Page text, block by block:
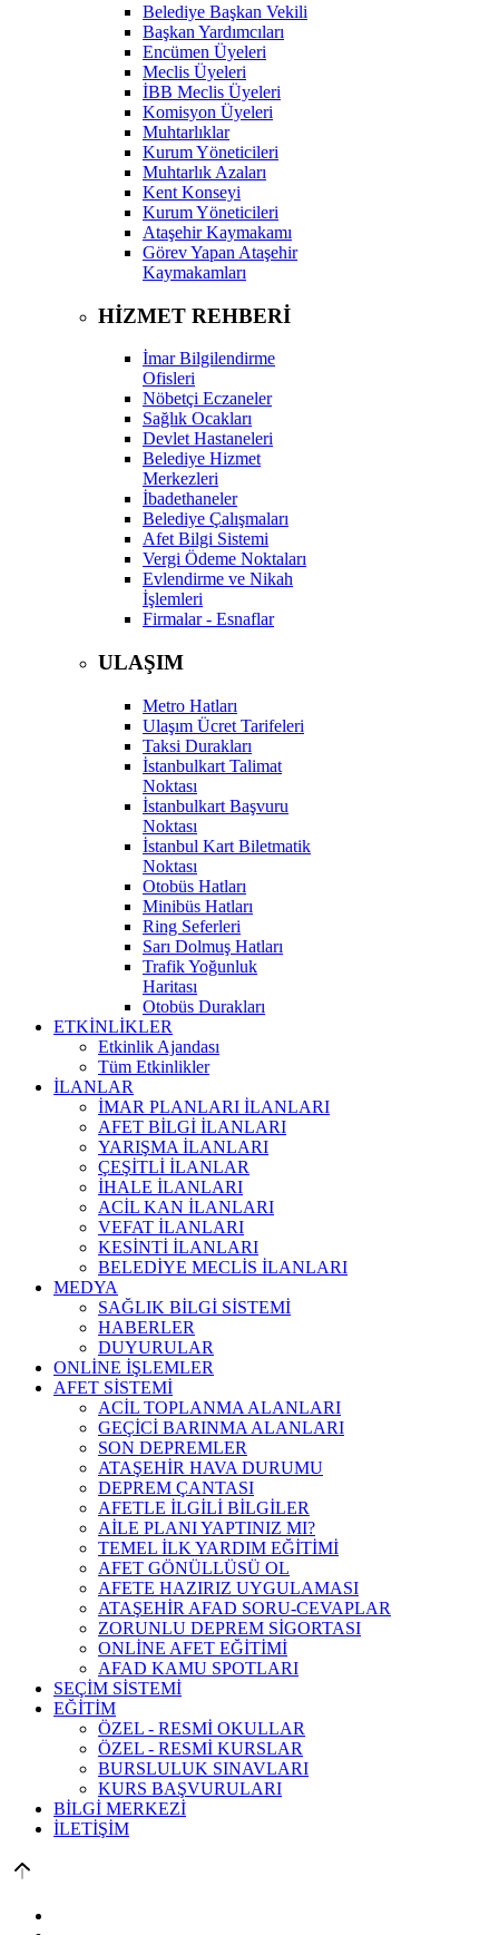
Belediye Başkan Vekili
Başkan Yardımcıları
Encümen Üyeleri
Meclis Üyeleri
İBB Meclis Üyeleri
Komisyon Üyeleri
Muhtarlıklar
Kurum Yöneticileri
Muhtarlık Azaları
Kent Konseyi
Kurum Yöneticileri
Ataşehir Kaymakamı
Görev Yapan Ataşehir
Kaymakamları
HİZMET REHBERİ
İmar Bilgilendirme
Ofisleri
Nöbetçi Eczaneler
Sağlık Ocakları
Devlet Hastaneleri
Belediye Hizmet
Merkezleri
İbadethaneler
Belediye Çalışmaları
Afet Bilgi Sistemi
Vergi Ödeme Noktaları
Evlendirme ve Nikah
İşlemleri
Firmalar - Esnaflar
ULAŞIM
Metro Hatları
Ulaşım Ücret Tarifeleri
Taksi Durakları
İstanbulkart Talimat
Noktası
İstanbulkart Başvuru
Noktası
İstanbul Kart Biletmatik
Noktası
Otobüs Hatları
Minibüs Hatları
Ring Seferleri
Sarı Dolmuş Hatları
Trafik Yoğunluk
Haritası
Otobüs Durakları
ETKİNLİKLER
Etkinlik Ajandası
Tüm Etkinlikler
İLANLAR
İMAR PLANLARI İLANLARI
AFET BİLGİ İLANLARI
YARIŞMA İLANLARI
ÇEŞİTLİ İLANLAR
İHALE İLANLARI
ACİL KAN İLANLARI
VEFAT İLANLARI
KESİNTİ İLANLARI
BELEDİYE MECLİS İLANLARI
MEDYA
SAĞLIK BİLGİ SİSTEMİ
HABERLER
DUYURULAR
ONLİNE İŞLEMLER
AFET SİSTEMİ
ACİL TOPLANMA ALANLARI
GEÇİCİ BARINMA ALANLARI
SON DEPREMLER
ATAŞEHİR HAVA DURUMU
DEPREM ÇANTASI
AFETLE İLGİLİ BİLGİLER
AİLE PLANI YAPTINIZ MI?
TEMEL İLK YARDIM EĞİTİMİ
AFET GÖNÜLLÜSÜ OL
AFETE HAZIRIZ UYGULAMASI
ATAŞEHİR AFAD SORU-CEVAPLAR
ZORUNLU DEPREM SİGORTASI
ONLİNE AFET EĞİTİMİ
AFAD KAMU SPOTLARI
SEÇİM SİSTEMİ
EĞİTİM
ÖZEL - RESMİ OKULLAR
ÖZEL - RESMİ KURSLAR
BURSLULUK SINAVLARI
KURS BAŞVURULARI
BİLGİ MERKEZİ
İLETİŞİM